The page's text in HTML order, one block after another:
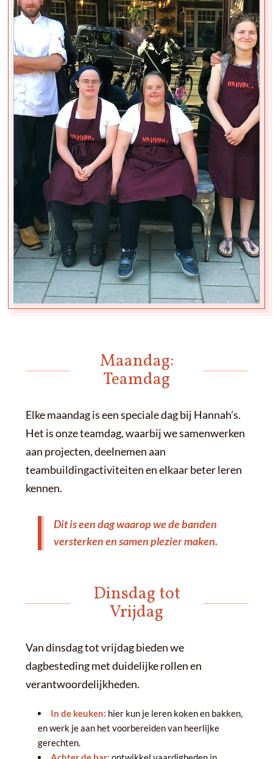
Maandag:
Teamdag
Elke maandag is een speciale dag bij Hannah’s.
Het is onze teamdag, waarbij we samenwerken
aan projecten, deelnemen aan
teambuildingactiviteiten en elkaar beter leren
kennen.
Dit is een dag waarop we de banden
versterken en samen plezier maken.
Dinsdag tot
Vrijdag
Van dinsdag tot vrijdag bieden we
dagbesteding met duidelijke rollen en
verantwoordelijkheden.
In de keuken: hier kun je leren koken en bakken,
en werk je aan het voorbereiden van heerlijke
gerechten.